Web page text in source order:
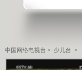
中国网络电视台 > 少儿台 >